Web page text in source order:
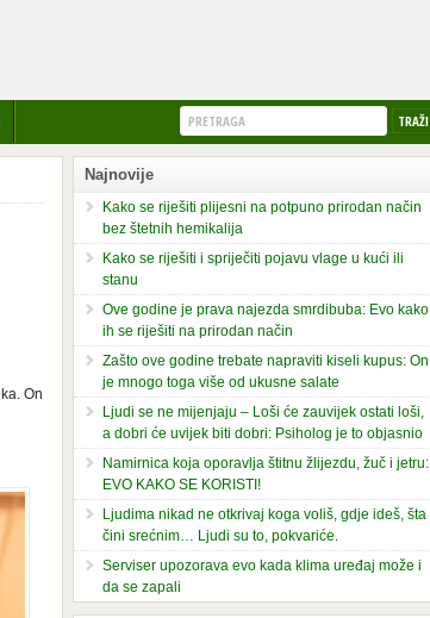
On
Najnovije
Kako se riješiti plijesni na potpuno prirodan način
bez štetnih hemikalija
Kako se riješiti i spriječiti pojavu vlage u kući ili
stanu
Ove godine je prava najezda smrdibuba: Evo kako
ih se riješiti na prirodan način
Zašto ove godine trebate napraviti kiseli kupus: On
je mnogo toga više od ukusne salate
Ljudi se ne mijenjaju – Loši će zauvijek ostati loši,
a dobri će uvijek biti dobri: Psiholog je to objasnio
Namirnica koja oporavlja štitnu žlijezdu, žuč i jetru:
EVO KAKO SE KORISTI!
Ljudima nikad ne otkrivaj koga voliš, gdje ideš, šta
čini srećnim… Ljudi su to, pokvariće.
Serviser upozorava evo kada klima uređaj može i
da se zapali